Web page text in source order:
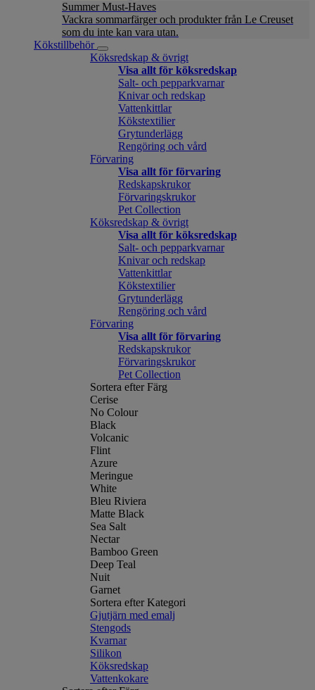
Summer Must-Haves
Vackra sommarfärger och produkter från Le Creuset
som du inte kan vara utan.
Kökstillbehör
Köksredskap & övrigt
Visa allt för köksredskap
Salt- och pepparkvarnar
Knivar och redskap
Vattenkittlar
Kökstextilier
Grytunderlägg
Rengöring och vård
Förvaring
Visa allt för förvaring
Redskapskrukor
Förvaringskrukor
Pet Collection
Köksredskap & övrigt
Visa allt för köksredskap
Salt- och pepparkvarnar
Knivar och redskap
Vattenkittlar
Kökstextilier
Grytunderlägg
Rengöring och vård
Förvaring
Visa allt för förvaring
Redskapskrukor
Förvaringskrukor
Pet Collection
Sortera efter Färg
Cerise
No Colour
Black
Volcanic
Flint
Azure
Meringue
White
Bleu Riviera
Matte Black
Sea Salt
Nectar
Bamboo Green
Deep Teal
Nuit
Garnet
Sortera efter Kategori
Gjutjärn med emalj
Stengods
Kvarnar
Silikon
Köksredskap
Vattenkokare